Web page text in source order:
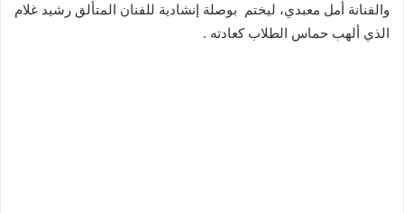
والفنانة أمل معبدي، ليختم بوصلة إنشادية للفنان المتألق رشيد غلام
الذي ألهب حماس الطلاب كعادته .